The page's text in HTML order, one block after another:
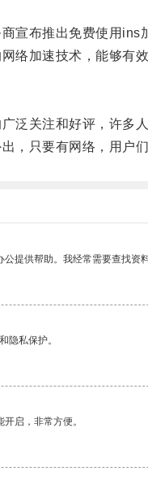
布推出免费使用ins
加速技术，能够有效
关注和好评，许多人
只要有网络，用户们
提供帮助。我经常需要查找资
隐私保护。
启，非常方便。